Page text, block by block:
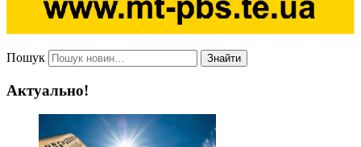
Пошук Знайти
Актуально!